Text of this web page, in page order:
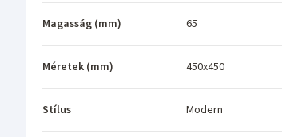
Magasság (mm) 65
Méretek (mm) 450x450
Stílus Modern